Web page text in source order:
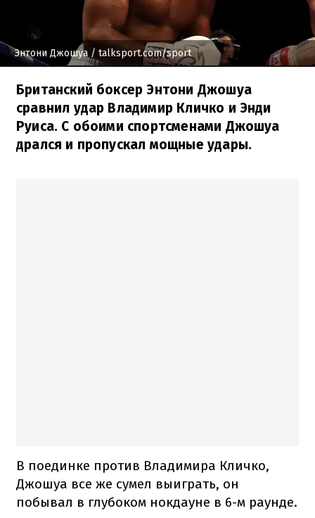
Энтони Джошуа / talksport.com/sport
Британский боксер Энтони Джошуа
сравнил удар Владимир Кличко и Энди
Руиса. С обоими спортсменами Джошуа
дрался и пропускал мощные удары.
В поединке против Владимира Кличко,
Джошуа все же сумел выиграть, он
побывал в глубоком нокдауне в 6-м раунде.